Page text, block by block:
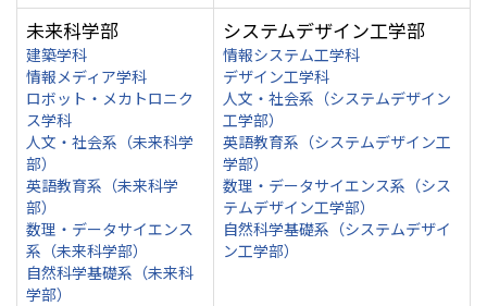
未来科学部
建築学科
情報メディア学科
ロボット・メカトロニク
ス学科
人文・社会系（未来科学
部）
英語教育系（未来科学
部）
数理・データサイエンス
系（未来科学部）
自然科学基礎系（未来科
学部）
システムデザイン工学部
情報システム工学科
デザイン工学科
人文・社会系（システムデザイン
工学部）
英語教育系（システムデザイン工
学部）
数理・データサイエンス系（シス
テムデザイン工学部）
自然科学基礎系（システムデザイ
ン工学部）